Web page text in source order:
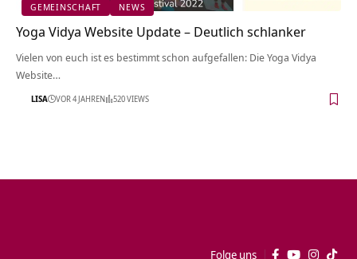
GEMEINSCHAFT NEWS
Yoga Vidya Website Update – Deutlich schlanker
Vielen von euch ist es bestimmt schon aufgefallen: Die Yoga Vidya
Website…
LISA VOR 4 JAHREN 520 VIEWS
Folge uns